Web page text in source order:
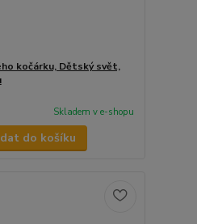
kočárku, Dětský svět,
Skladem v e-shopu
do košíku